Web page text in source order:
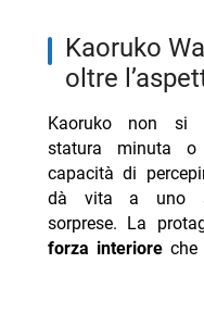
Kaoruko Waguri: forza interiore
oltre
Kaoruko non si
statura minuta
capacità di
dà vita a uno
sorprese. La
forza interioreche